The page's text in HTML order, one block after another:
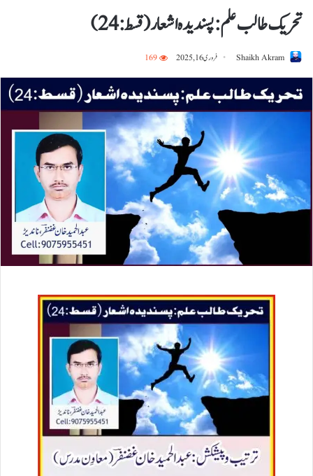
تحریک طالب علم: پسندیدہ اشعار ( قسط:24)
Shaikh Akram فروری 16, 2025 169